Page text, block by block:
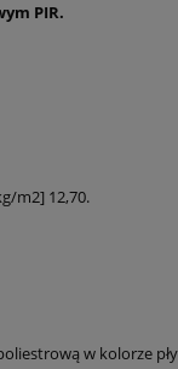
PIR.
m2] 12,70.
w kolorze